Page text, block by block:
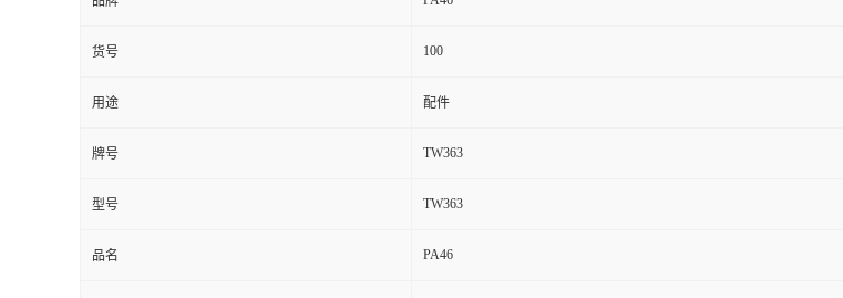
货号 100
用途 配件
牌号 TW363
型号 TW363
品名 PA46